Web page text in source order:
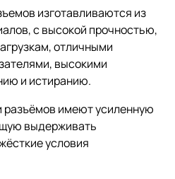
изготавливаются из
с высокой прочностью,
отличными
высокими
и истиранию.
разъёмов имеют усиленную
выдерживать
условия